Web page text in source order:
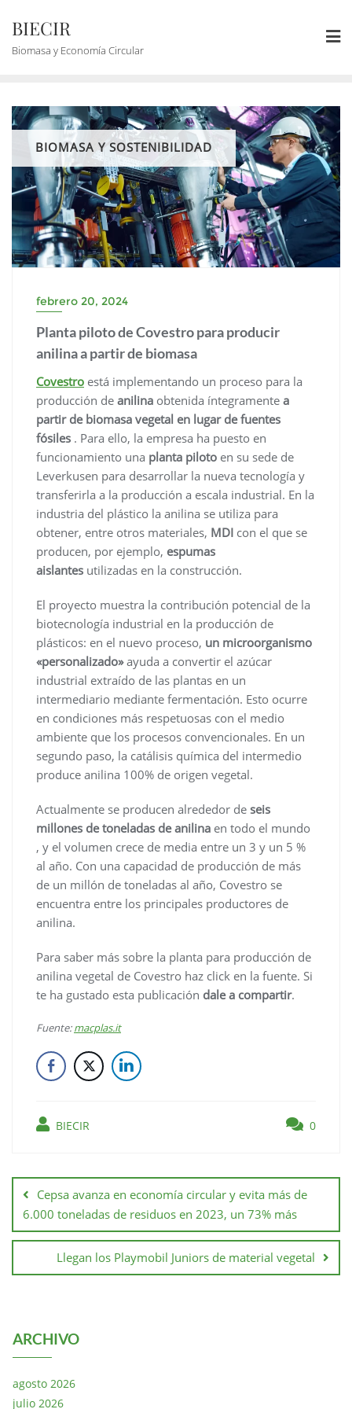
BIECIR
Biomasa y Economía Circular
BIOMASA Y SOSTENIBILIDAD
febrero 20, 2024
Planta piloto de Covestro para producir
anilina a partir de biomasa
Covestro está implementando un proceso para la
producción de anilina obtenida íntegramente a
partir de biomasa vegetal en lugar de fuentes
fósiles . Para ello, la empresa ha puesto en
funcionamiento una planta piloto en su sede de
Leverkusen para desarrollar la nueva tecnología y
transferirla a la producción a escala industrial. En la
industria del plástico la anilina se utiliza para
obtener, entre otros materiales, MDI con el que se
producen, por ejemplo, espumas
aislantes utilizadas en la construcción.
El proyecto muestra la contribución potencial de la
biotecnología industrial en la producción de
plásticos: en el nuevo proceso, un microorganismo
«personalizado»ayuda a convertir el azúcar
industrial extraído de las plantas en un
intermediario mediante fermentación. Esto ocurre
en condiciones más respetuosas con el medio
ambiente que los procesos convencionales. En un
segundo paso, la catálisis química del intermedio
produce anilina 100% de origen vegetal.
Actualmente se producen alrededor de seis
millones de toneladas de anilina en todo el mundo
, y el volumen crece de media entre un 3 y un 5 %
al año. Con una capacidad de producción de más
de un millón de toneladas al año, Covestro se
encuentra entre los principales productores de
anilina.
Para saber más sobre la planta para producción de
anilina vegetal de Covestro haz click en la fuente. Si
te ha gustado esta publicación dale a compartir.
Fuente:macplas.it
BIECIR 0
Cepsa avanza en economía circular y evita más de
6.000 toneladas de residuos en 2023, un 73% más
Llegan los Playmobil Juniors de material vegetal
ARCHIVO
agosto 2026
julio 2026